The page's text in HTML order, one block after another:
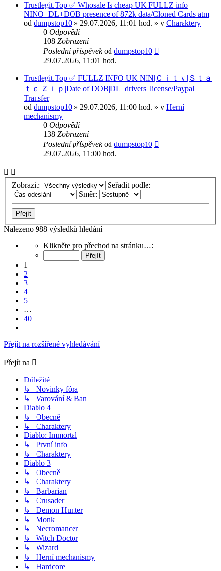
Trustlegit.Top ✅ Whosale Is cheap UK FULLZ info
NINO+DL+DOB presence of 872k data/Cloned Cards atm
od dumpstop10 » 29.07.2026, 11:01 hod. » v Charaktery
0 Odpovědi
108 Zobrazení
Poslední příspěvekod dumpstop10
29.07.2026, 11:01 hod.
Trustlegit.Top ✅ FULLZ INFO UK NIN|Ｃｉｔｙ|Ｓｔａ
ｔｅ|Ｚｉｐ|Date of DOB|DL_drivers_license/Paypal
Transfer
od dumpstop10 » 29.07.2026, 11:00 hod. » v Herní
mechanismy
0 Odpovědi
138 Zobrazení
Poslední příspěvekod dumpstop10
29.07.2026, 11:00 hod.
Zobrazit:
Seřadit podle:
Směr:
Nalezeno 988 výsledků hledání
Stránka
z
40
Klikněte pro přechod na stránku…:
1
2
3
4
5
…
40
Přejít na rozšířené vyhledávání
Přejít na
Důležité
↳ Novinky fóra
↳ Varování & Ban
Diablo 4
↳ Obecně
↳ Charaktery
Diablo: Immortal
↳ První info
↳ Charaktery
Diablo 3
↳ Obecně
↳ Charaktery
↳ Barbarian
↳ Crusader
↳ Demon Hunter
↳ Monk
↳ Necromancer
↳ Witch Doctor
↳ Wizard
↳ Herní mechanismy
↳ Hardcore